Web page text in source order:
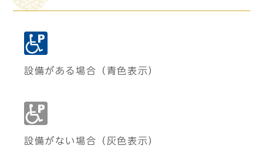
設備がある場合（青色表示）
設備がない場合（灰色表示）